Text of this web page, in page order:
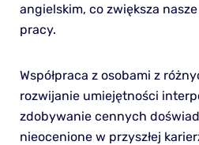
angielskim, co zwiększa
pracy.
Współpraca z osobami z
rozwijanie umiejętności
zdobywanie cennych
nieocenione w przyszłej